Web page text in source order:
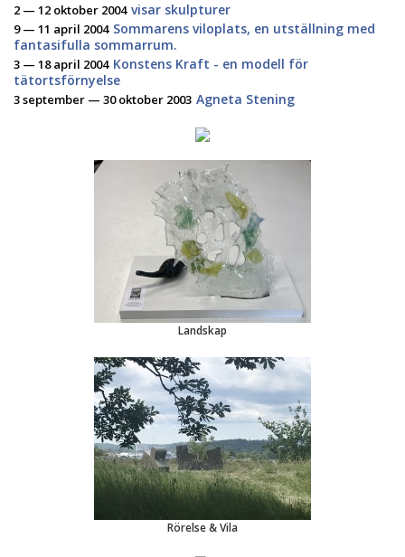
2 — 12 oktober 2004 visar skulpturer
9 — 11 april 2004 Sommarens viloplats, en utställning med
fantasifulla sommarrum.
3 — 18 april 2004 Konstens Kraft - en modell för
tätortsförnyelse
3 september — 30 oktober 2003 Agneta Stening
Landskap
Rörelse & Vila